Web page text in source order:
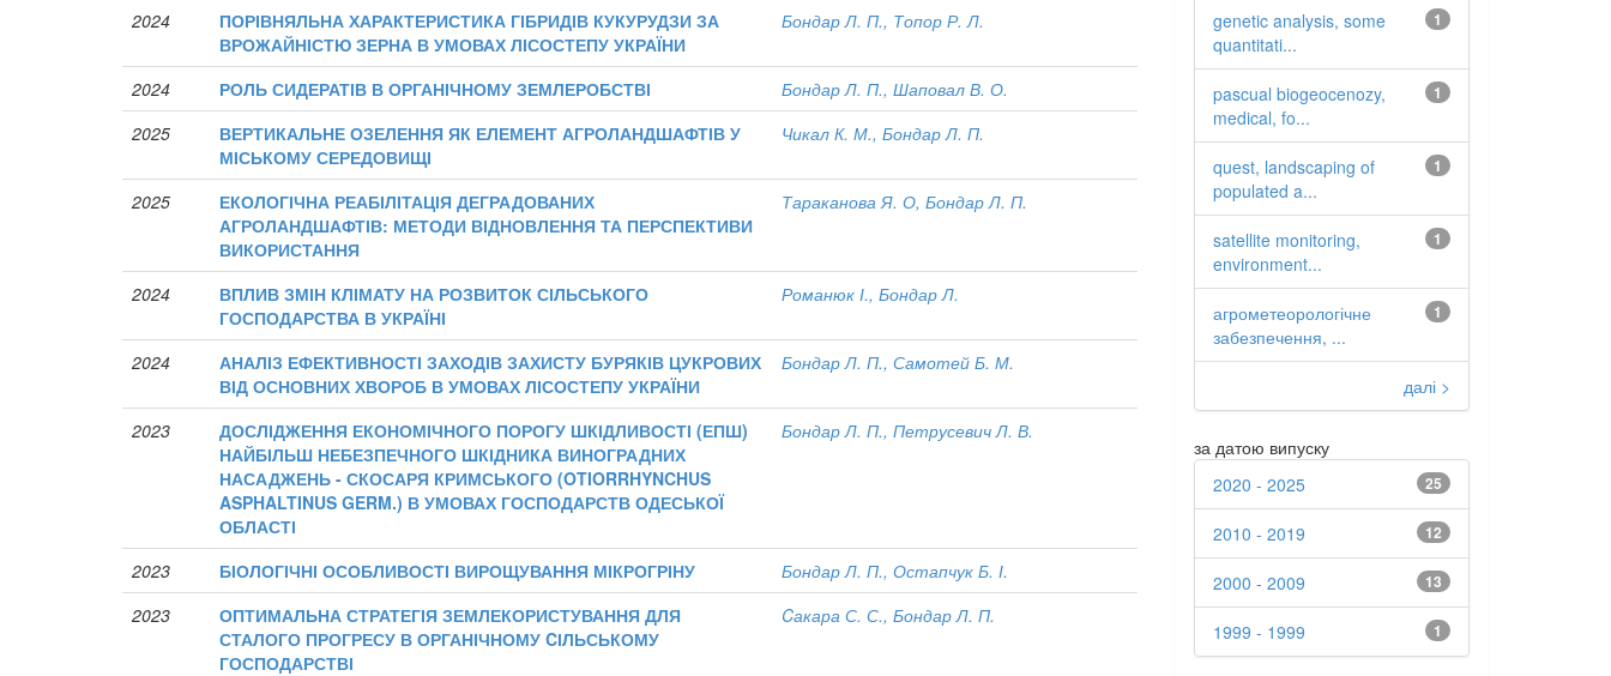
2024
ПОРІВНЯЛЬНА ХАРАКТЕРИСТИКА ГІБРИДІВ КУКУРУДЗИ ЗА
ВРОЖАЙНІСТЮ ЗЕРНА В УМОВАХ ЛІСОСТЕПУ УКРАЇНИ
Бондар Л. П., Топор Р. Л.
2024 РОЛЬ СИДЕРАТІВ В ОРГАНІЧНОМУ ЗЕМЛЕРОБСТВІ
Бондар Л. П., Шаповал В. О.
2025
ВЕРТИКАЛЬНЕ ОЗЕЛЕННЯ ЯК ЕЛЕМЕНТ АГРОЛАНДШАФТІВ У
МІСЬКОМУ СЕРЕДОВИЩІ
Чикал К. М., Бондар Л. П.
2025
ЕКОЛОГІЧНА РЕАБІЛІТАЦІЯ ДЕГРАДОВАНИХ
АГРОЛАНДШАФТІВ: МЕТОДИ ВІДНОВЛЕННЯ ТА ПЕРСПЕКТИВИ
ВИКОРИСТАННЯ
Тараканова Я. О, Бондар Л. П.
2024
ВПЛИВ ЗМІН КЛІМАТУ НА РОЗВИТОК СІЛЬСЬКОГО
ГОСПОДАРСТВА В УКРАЇНІ
Романюк І., Бондар Л.
2024
АНАЛІЗ ЕФЕКТИВНОСТІ ЗАХОДІВ ЗАХИСТУ БУРЯКІВ ЦУКРОВИХ
ВІД ОСНОВНИХ ХВОРОБ В УМОВАХ ЛІСОСТЕПУ УКРАЇНИ
Бондар Л. П., Самотей Б. М.
2023
ДОСЛІДЖЕННЯ ЕКОНОМІЧНОГО ПОРОГУ ШКІДЛИВОСТІ (ЕПШ)
НАЙБІЛЬШ НЕБЕЗПЕЧНОГО ШКІДНИКА ВИНОГРАДНИХ
НАСАДЖЕНЬ - СКОСАРЯ КРИМСЬКОГО (OTIORRHYNCHUS
ASPHALTINUS GERM.) В УМОВАХ ГОСПОДАРСТВ ОДЕСЬКОЇ
ОБЛАСТІ
Бондар Л. П., Петрусевич Л. В.
2023 БІОЛОГІЧНІ ОСОБЛИВОСТІ ВИРОЩУВАННЯ МІКРОГРІНУ
Бондар Л. П., Остапчук Б. І.
2023
ОПТИМАЛЬНА СТРАТЕГІЯ ЗЕМЛЕКОРИСТУВАННЯ ДЛЯ
СТАЛОГО ПРОГРЕСУ В ОРГАНІЧНОМУ CІЛЬСЬКОМУ
ГОСПОДАРСТВІ
Cакара С. С., Бондар Л. П.
1
genetic analysis, some
quantitati...
1
pascual biogeocenozy,
medical, fo...
1
quest, landscaping of
populated a...
1
satellite monitoring,
environment...
1
агрометеорологічне
забезпечення, ...
далі >
за датою випуску
25
2020 - 2025
12
2010 - 2019
13
2000 - 2009
1
1999 - 1999